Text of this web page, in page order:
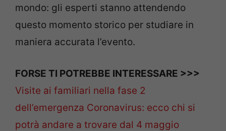
mondo: gli esperti stanno attendendo
questo momento storico per studiare in
maniera accurata l’evento.
FORSE TI POTREBBE INTERESSARE >>>
Visite ai familiari nella fase 2
dell’emergenza Coronavirus: ecco chi si
potrà andare a trovare dal 4 maggio